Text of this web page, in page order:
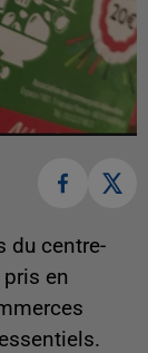
du centre-
en